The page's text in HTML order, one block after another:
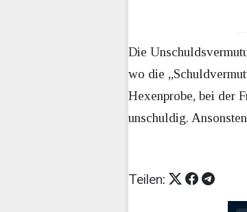
Die
wo die
Hexenprobe, bei der
unschuldig.
Teilen: